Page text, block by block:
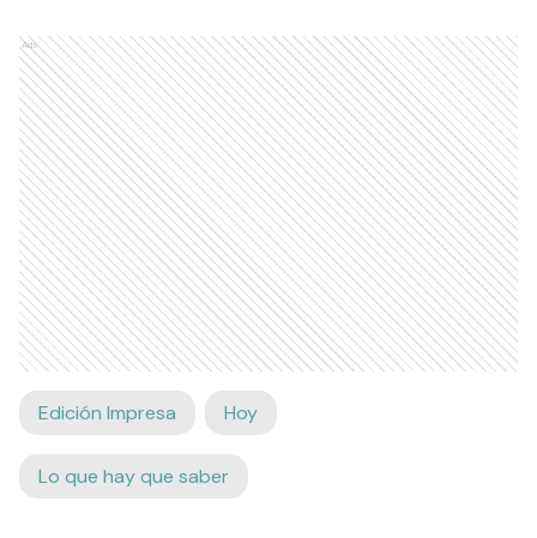
Ads
Edición Impresa Hoy
Lo que hay que saber